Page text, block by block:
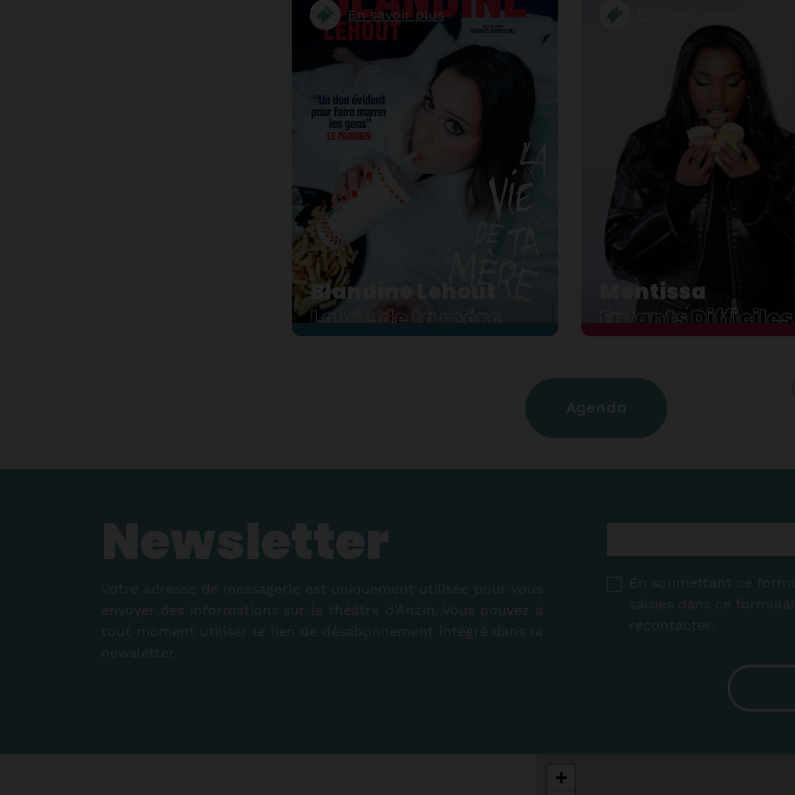
En savoir plus
Blandine Lehout
La vie de ta mère
maman, elle revendique l'image de la
Plus d'infos
Mentissa
ère. Moins métaphorique,
frontal. Moins pudique, plus
Agenda
Newsletter
Votre adresse de messagerie est uniquement utilisée pour vous
envoyer des informations sur le théâtre d’Anzin. Vous pouvez à
tout moment utiliser le lien de désabonnement intégré dans la
newsletter.
E-
RGPD *
En soumettant ce
saisies dans ce
recontacter.
+